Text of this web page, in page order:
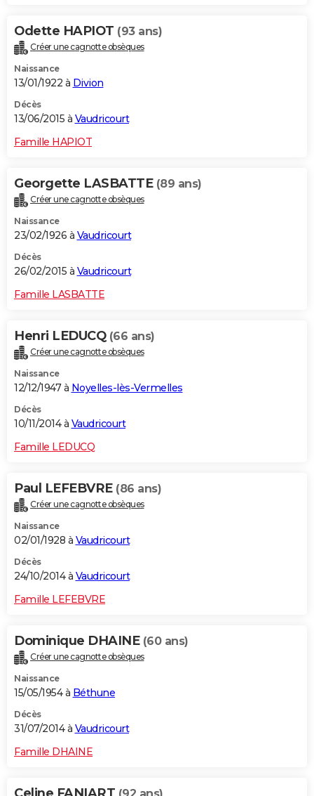
Odette HAPIOT (93 ans)
Créer une cagnotte obsèques
Naissance
13/01/1922 à Divion
Décès
13/06/2015 à Vaudricourt
Famille HAPIOT
Georgette LASBATTE (89 ans)
Créer une cagnotte obsèques
Naissance
23/02/1926 à Vaudricourt
Décès
26/02/2015 à Vaudricourt
Famille LASBATTE
Henri LEDUCQ (66 ans)
Créer une cagnotte obsèques
Naissance
12/12/1947 à Noyelles-lès-Vermelles
Décès
10/11/2014 à Vaudricourt
Famille LEDUCQ
Paul LEFEBVRE (86 ans)
Créer une cagnotte obsèques
Naissance
02/01/1928 à Vaudricourt
Décès
24/10/2014 à Vaudricourt
Famille LEFEBVRE
Dominique DHAINE (60 ans)
Créer une cagnotte obsèques
Naissance
15/05/1954 à Béthune
Décès
31/07/2014 à Vaudricourt
Famille DHAINE